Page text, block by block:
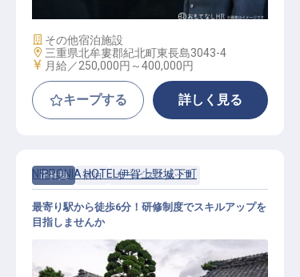
施設業態
その他宿泊施設
勤務地
三重県北牟婁郡紀北町東長島3043-4
給与
月給／250,000円～400,000円
キープする 詳しく見る
正社員 宿泊 サービススタッフ
NIPPONIA HOTEL伊賀上野城下町
最寄り駅から徒歩6分！研修制度でスキルアップを
目指しませんか